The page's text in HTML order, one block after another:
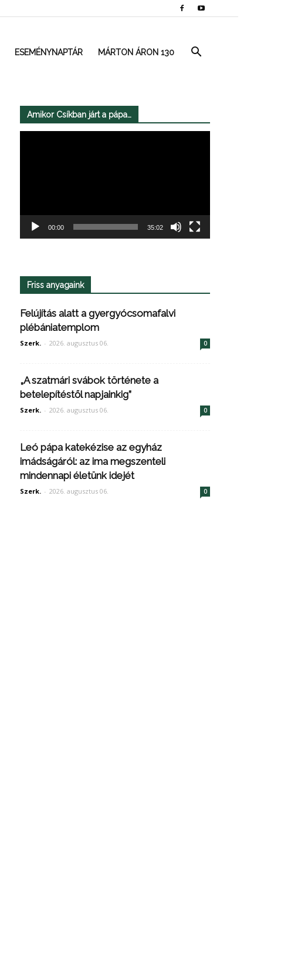
ESEMÉNYNAPTÁR MÁRTON ÁRON 130
Amikor Csíkban járt a pápa…
00:00 35:02
Friss anyagaink
Felújítás alatt a gyergyócsomafalvi
plébániatemplom
Szerk. - 2026. augusztus 06. 0
„A szatmári svábok története a
betelepítéstől napjainkig”
Szerk. - 2026. augusztus 06. 0
Leó pápa katekézise az egyház
imádságáról: az ima megszenteli
mindennapi életünk idejét
Szerk. - 2026. augusztus 06. 0